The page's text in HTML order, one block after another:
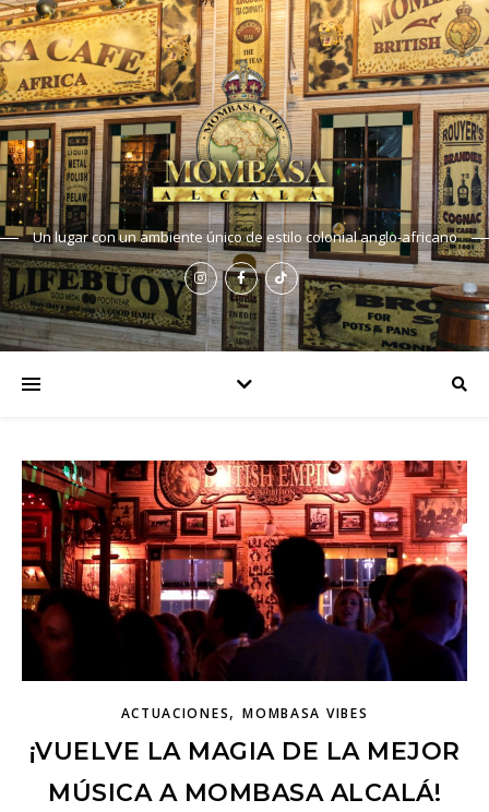
Un lugar con un ambiente único de estilo colonial anglo-africano
ACTUACIONES,MOMBASA VIBES
¡VUELVE LA MAGIA DE LA MEJOR
MÚSICA A MOMBASA ALCALÁ!